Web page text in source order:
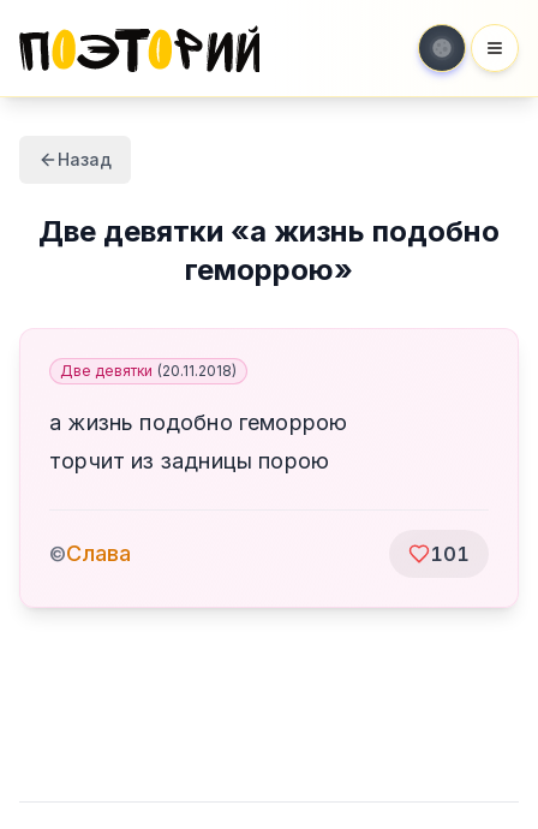
Назад
Две девятки «а жизнь подобно
геморрою»
Две девятки (20.11.2018)
а жизнь подобно геморрою
торчит из задницы порою
©Слава 101